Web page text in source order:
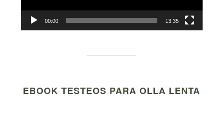
00:00 13:35
EBOOK TESTEOS PARA OLLA LENTA